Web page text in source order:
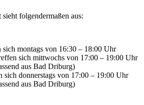
folgendermaßen aus:
montags von 16:30 – 18:00 Uhr
sich mittwochs von 17:00 – 19:00 Uhr
aus Bad Driburg)
sich donnerstags von 17:00 – 19:00 Uhr
aus Bad Driburg)